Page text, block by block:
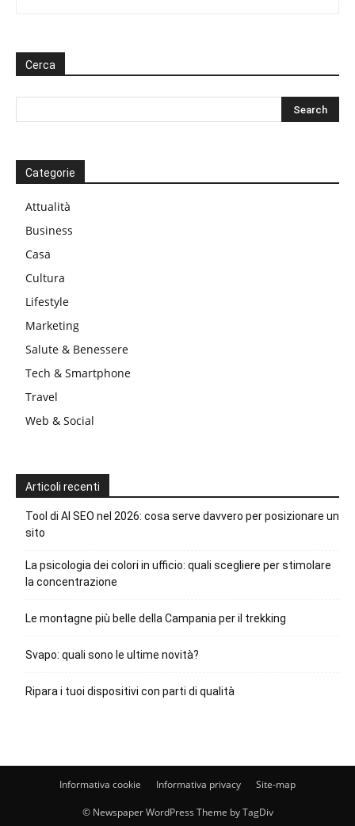
Cerca
Categorie
Attualità
Business
Casa
Cultura
Lifestyle
Marketing
Salute & Benessere
Tech & Smartphone
Travel
Web & Social
Articoli recenti
Tool di AI SEO nel 2026: cosa serve davvero per posizionare un
sito
La psicologia dei colori in ufficio: quali scegliere per stimolare
la concentrazione
Le montagne più belle della Campania per il trekking
Svapo: quali sono le ultime novità?
Ripara i tuoi dispositivi con parti di qualità
Informativa cookie Informativa privacy Site-map
© Newspaper WordPress Theme by TagDiv